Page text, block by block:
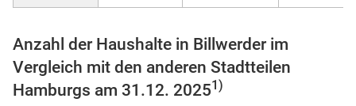
Anzahl der Haushalte in Billwerder im
Vergleich mit den anderen Stadtteilen
Hamburgs am 31.12. 20251)